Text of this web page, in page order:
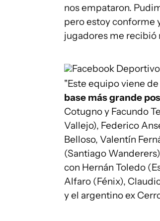
nos empataron.
pero estoy conforme
jugadores me recibió
Facebook
"Este equipo viene
base más grande
Cotugno y Facundo
Vallejo), Federico
Belloso, Valentín
(Santiago
con Hernán Toledo
Alfaro (Fénix),
y el argentino ex